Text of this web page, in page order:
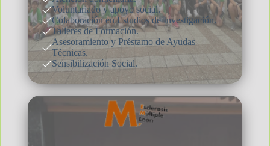
Voluntariado y apoyo social.
Colaboración en Estudios de Investigación.
Talleres de Formación.
Asesoramiento y Préstamo de Ayudas
Técnicas.
Sensibilización Social.